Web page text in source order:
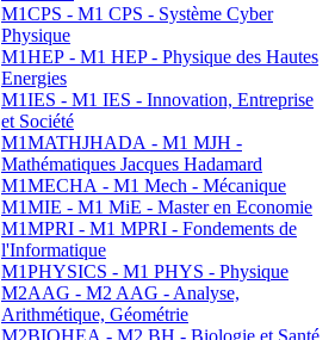
M1CPS - M1 CPS - Système Cyber
Physique
M1HEP - M1 HEP - Physique des Hautes
Energies
M1IES - M1 IES - Innovation, Entreprise
et Société
M1MATHJHADA - M1 MJH -
Mathématiques Jacques Hadamard
M1MECHA - M1 Mech - Mécanique
M1MIE - M1 MiE - Master en Economie
M1MPRI - M1 MPRI - Fondements de
l'Informatique
M1PHYSICS - M1 PHYS - Physique
M2AAG - M2 AAG - Analyse,
Arithmétique, Géométrie
M2BIOHEA - M2 BH - Biologie et Santé